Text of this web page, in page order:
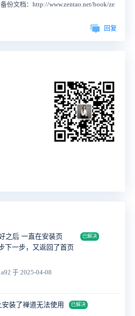
份文档：http://www.zentao.net/book/ze
回复
之后 一直在安装页
下一步，又返回了首页
已解决
于 2025-04-08
装了禅道无法使用 已解决